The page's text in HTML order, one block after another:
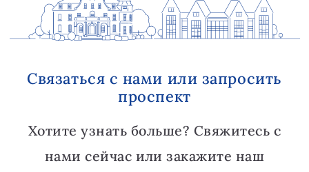
Связаться с нами или запросить
проспект
Хотите узнать больше? Свяжитесь с
нами сейчас или закажите наш